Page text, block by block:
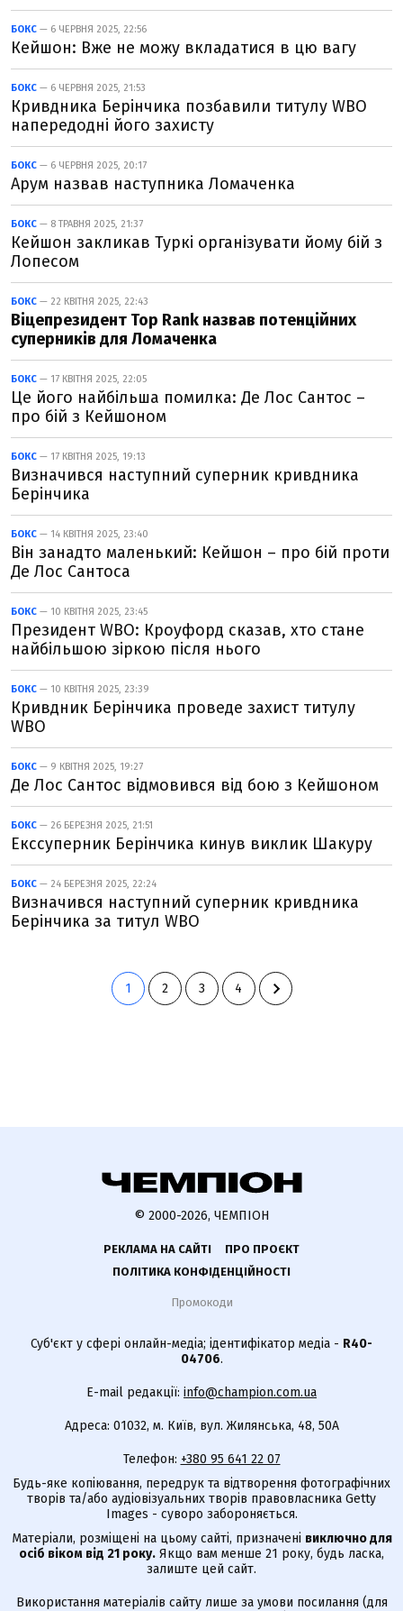
БОКС — 6 ЧЕРВНЯ 2025, 22:56
Кейшон: Вже не можу вкладатися в цю вагу
БОКС — 6 ЧЕРВНЯ 2025, 21:53
Кривдника Берінчика позбавили титулу WBO
напередодні його захисту
БОКС — 6 ЧЕРВНЯ 2025, 20:17
Арум назвав наступника Ломаченка
БОКС — 8 ТРАВНЯ 2025, 21:37
Кейшон закликав Туркі організувати йому бій з
Лопесом
БОКС — 22 КВІТНЯ 2025, 22:43
Віцепрезидент Top Rank назвав потенційних
суперників для Ломаченка
БОКС — 17 КВІТНЯ 2025, 22:05
Це його найбільша помилка: Де Лос Сантос –
про бій з Кейшоном
БОКС — 17 КВІТНЯ 2025, 19:13
Визначився наступний суперник кривдника
Берінчика
БОКС — 14 КВІТНЯ 2025, 23:40
Він занадто маленький: Кейшон – про бій проти
Де Лос Сантоса
БОКС — 10 КВІТНЯ 2025, 23:45
Президент WBO: Кроуфорд сказав, хто стане
найбільшою зіркою після нього
БОКС — 10 КВІТНЯ 2025, 23:39
Кривдник Берінчика проведе захист титулу
WBO
БОКС — 9 КВІТНЯ 2025, 19:27
Де Лос Сантос відмовився від бою з Кейшоном
БОКС — 26 БЕРЕЗНЯ 2025, 21:51
Екссуперник Берінчика кинув виклик Шакуру
БОКС — 24 БЕРЕЗНЯ 2025, 22:24
Визначився наступний суперник кривдника
Берінчика за титул WBO
1 2 3 4
© 2000-2026, ЧЕМПІОН
РЕКЛАМА НА САЙТІ
ПРО ПРОЄКТ
ПОЛІТИКА КОНФІДЕНЦІЙНОСТІ
Промокоди
Суб'єкт у сфері онлайн-медіа; ідентифікатор медіа - R40-
04706.
E-mail редакції: info@champion.com.ua
Адреса: 01032, м. Київ, вул. Жилянська, 48, 50А
Телефон: +380 95 641 22 07
Будь-яке копіювання, передрук та відтворення фотографічних
творів та/або аудіовізуальних творів правовласника Getty
Images - суворо забороняється.
Матеріали, розміщені на цьому сайті, призначені виключно для
осіб віком від 21 року. Якщо вам менше 21 року, будь ласка,
залиште цей сайт.
Використання матеріалів сайту лише за умови посилання (для